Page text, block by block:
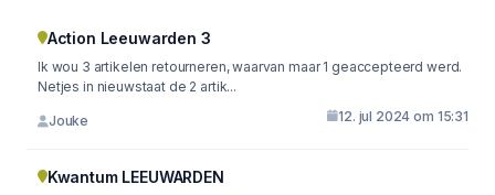
Action Leeuwarden 3
Ik wou 3 artikelen retourneren, waarvan maar 1 geaccepteerd werd.
Netjes in nieuwstaat de 2 artik...
Jouke 12. jul 2024 om 15:31
Kwantum LEEUWARDEN